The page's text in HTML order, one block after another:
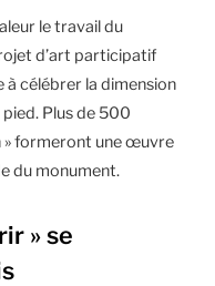
le travail du
d’art participatif
à célébrer la dimension
Plus de 500
formeront une œuvre
du monument.
» se